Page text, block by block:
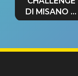
DI MISANO si
riconferma